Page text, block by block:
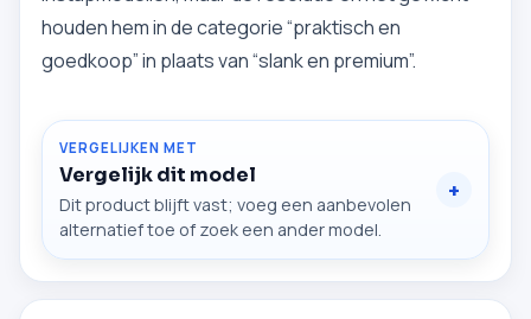
houden hem in de categorie “praktisch en
goedkoop” in plaats van “slank en premium”.
VERGELIJKEN MET
Vergelijk dit model
Dit product blijft vast; voeg een aanbevolen
alternatief toe of zoek een ander model.